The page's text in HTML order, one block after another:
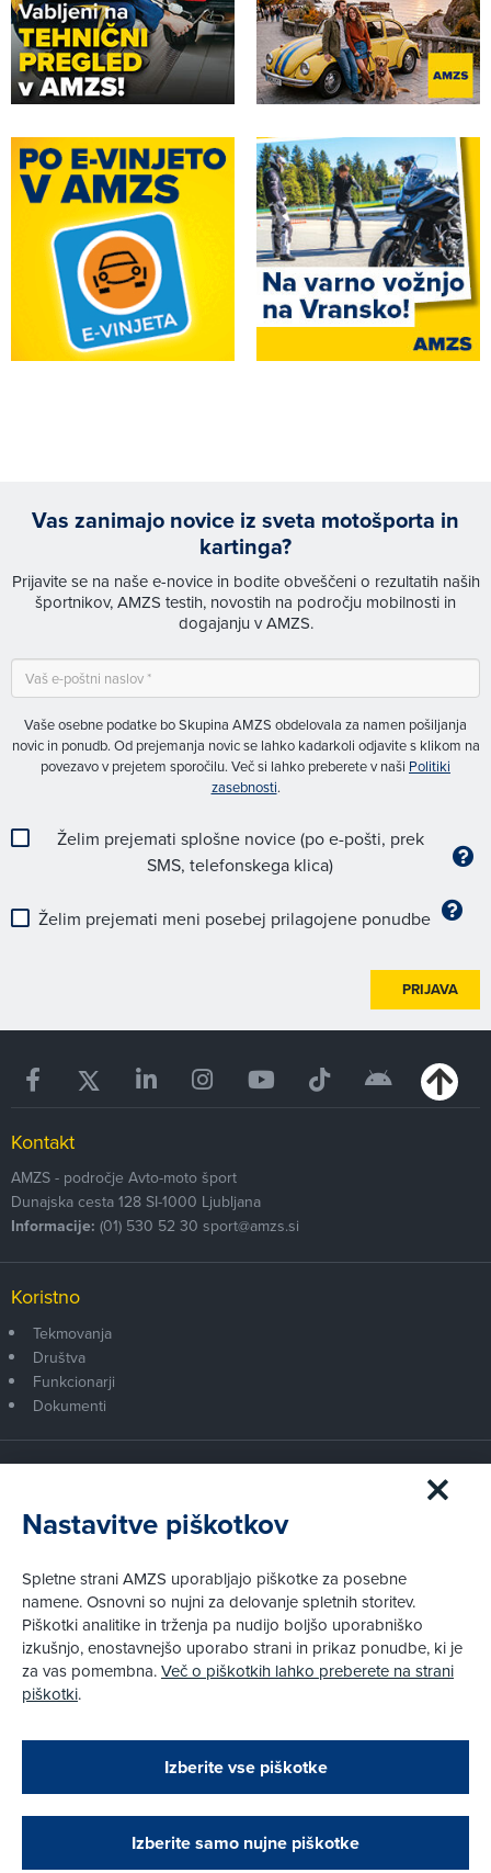
Zapri
Podarjamo vam 10 €!
Obstoječi in novi AMZS člani, ki boste v AMZS
opravili registracijo vozila, boste prejeli
vrednostno darilno kartico z dobroimetjem v višini
Vas zanimajo novice iz sveta motošporta in
kartinga?
Prijavite se na naše e-novice in bodite obveščeni o rezultatih naših
športnikov, AMZS testih, novostih na področju mobilnosti in
dogajanju v AMZS.
Vaše osebne podatke bo Skupina AMZS obdelovala za namen pošiljanja
novic in ponudb. Od prejemanja novic se lahko kadarkoli odjavite s klikom na
povezavo v prejetem sporočilu. Več si lahko preberete v naši Politiki
zasebnosti.
Želim prejemati splošne novice (po e-pošti, prek
SMS, telefonskega klica)
Želim prejemati meni posebej prilagojene ponudbe
PRIJAVA
Kontakt
AMZS - področje Avto-moto šport
Dunajska cesta 128 SI-1000 Ljubljana
Informacije: (01) 530 52 30 sport@amzs.si
Koristno
Tekmovanja
Društva
Funkcionarji
Dokumenti
Postanite član AMZS
Zakaj (p)ostati član?
Kako vam pomagamo
Pravni vidiki
Piškotki
Pravno obvestilo
Pri spletni včlanitvi so podprta naslednja plačilna sredstva:
Nastavitve piškotkov
Spletne strani AMZS uporabljajo piškotke za posebne
namene. Osnovni so nujni za delovanje spletnih storitev.
Piškotki analitike in trženja pa nudijo boljšo uporabniško
izkušnjo, enostavnejšo uporabo strani in prikaz ponudbe, ki je
za vas pomembna.Več o piškotkih lahko preberete na strani
piškotki.
Izberite vse piškotke
Izberite samo nujne piškotke